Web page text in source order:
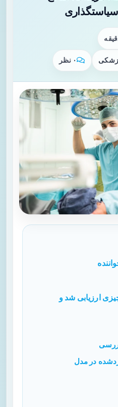
سیاستگذاری
۰ نظر
ارزیابی شد و
در مدل